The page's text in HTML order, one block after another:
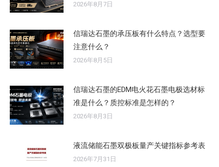
2026年8月7日
信瑞达石墨的承压板有什么特点？选型要
注意什么？
2026年8月5日
信瑞达石墨的EDM电火花石墨电极选材标
准是什么？质控标准是怎样的？
2026年8月3日
液流储能石墨双极板量产关键指标参考表
2026年7月31日